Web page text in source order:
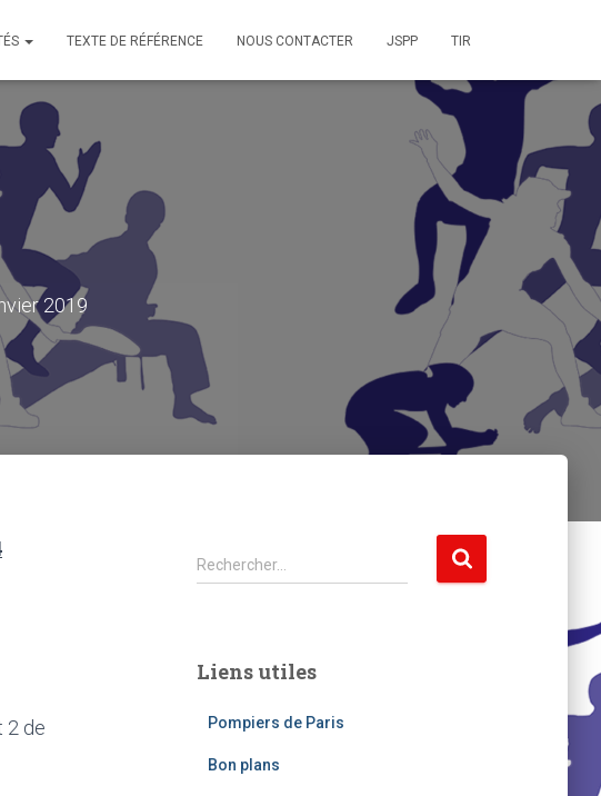
TEXTE DE RÉFÉRENCE NOUS CONTACTER JSPP TIR
2019
2 de
R
e
r
Rechercher…
Liens utiles
Pompiers de Paris
Bon plans